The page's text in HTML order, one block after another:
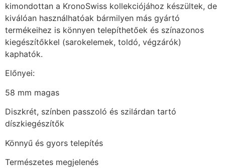
kimondottan a KronoSwiss kollekciójához készültek, de
kiválóan használhatóak bármilyen más gyártó
termékeihez is könnyen telepíthetőek és színazonos
kiegészítőkkel (sarokelemek, toldó, végzárók)
kaphatók.
Előnyei:
58 mm magas
Diszkrét, színben passzoló és szilárdan tartó
díszkiegészítők
Könnyű és gyors telepítés
Természetes megjelenés